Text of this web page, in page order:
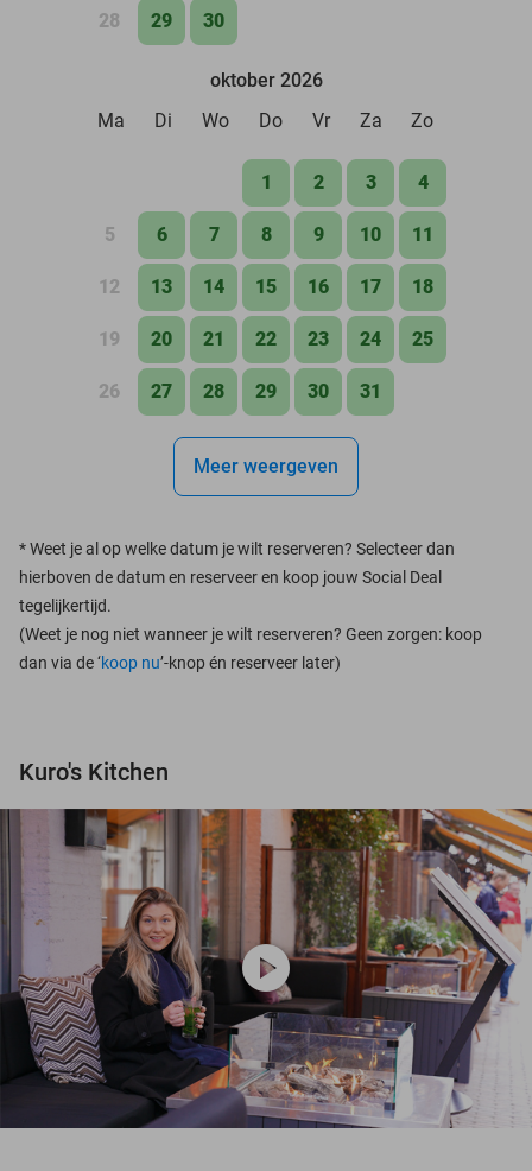
28 29 30
oktober 2026
Ma
Di Wo Do Vr Za Zo
1 2 3 4
5 6 7 8 9 10 11
12 13 14 15 16 17 18
19 20 21 22 23 24 25
26 27 28 29 30 31
Meer weergeven
*Weet je al op welke datum je wilt reserveren? Selecteer dan
hierboven de datum en reserveer en koop jouw Social Deal
tegelijkertijd.
(Weet je nog niet wanneer je wilt reserveren? Geen zorgen: koop
dan via de ‘koop nu’-knop én reserveer later)
Kuro's Kitchen
play_circle